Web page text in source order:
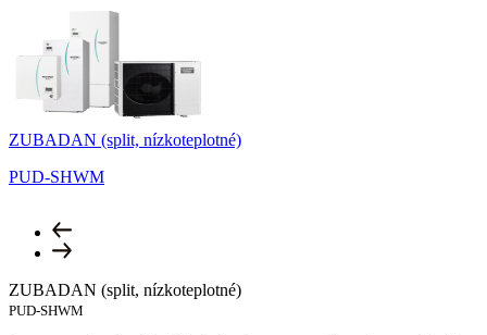
ZUBADAN (split, nízkoteplotné)
PUD-SHWM
ZUBADAN (split, nízkoteplotné)
PUD-SHWM